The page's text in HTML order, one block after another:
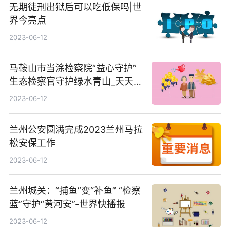
无期徒刑出狱后可以吃低保吗|世
界今亮点
2023-06-12
马鞍山市当涂检察院“益心守护”
生态检察官守护绿水青山_天天观
点
2023-06-12
兰州公安圆满完成2023兰州马拉
松安保工作
2023-06-12
兰州城关：“捕鱼”变“补鱼” “检察
蓝”守护“黄河安”-世界快播报
2023-06-12